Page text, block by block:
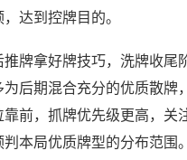
达到控牌目的。
推牌拿好牌技巧，洗牌收尾
后期混合充分的优质散牌
前，抓牌优先级更高，关
本局优质牌型的分布范围。